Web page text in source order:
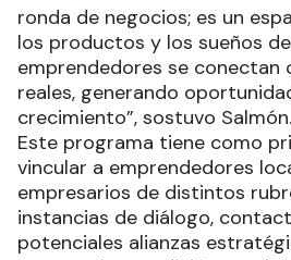
ronda de negocios; es un
los productos y los sueños
emprendedores se conectan
reales, generando
crecimiento”, sostuvo Salmón.
Este programa tiene como
vincular a emprendedores
empresarios de distintos
instancias de diálogo,
potenciales alianzas